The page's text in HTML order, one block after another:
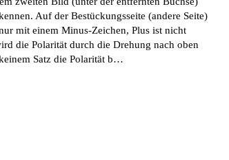
Auf der Bestückungsseite (andere Seite)
mit einem Minus-Zeichen, Plus ist nicht
die Polarität durch die Drehung nach oben
Satz die Polarität b…